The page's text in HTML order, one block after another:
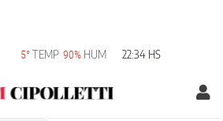
5° TEMP 90% HUM 22:34 HS